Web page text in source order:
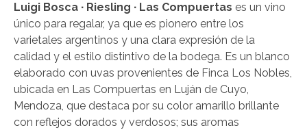
Luigi Bosca ∙ Riesling ∙ Las Compuertas es un vino
único para regalar, ya que es pionero entre los
varietales argentinos y una clara expresión de la
calidad y el estilo distintivo de la bodega. Es un blanco
elaborado con uvas provenientes de Finca Los Nobles,
ubicada en Las Compuertas en Luján de Cuyo,
Mendoza, que destaca por su color amarillo brillante
con reflejos dorados y verdosos; sus aromas